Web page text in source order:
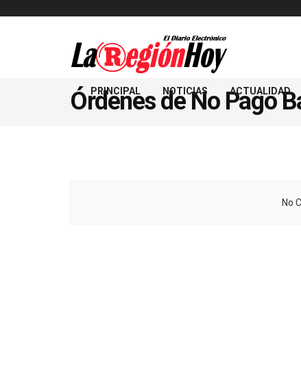
PRINCIPAL NOTICIAS ACTUALIDAD
Órdenes de No Pago
No